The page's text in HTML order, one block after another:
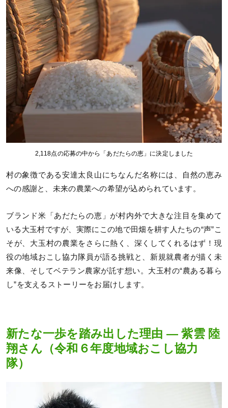
2,118点の応募の中から「あだたらの恵」に決定しました
村の象徴である安達太良山にちなんだ名称には、自然の恵み
への感謝と、未来の農業への希望が込められています。
ブランド米「あだたらの恵」が村内外で大きな注目を集めて
いる大玉村ですが、実際にこの地で田畑を耕す人たちの“声”こ
そが、大玉村の農業をさらに熱く、深くしてくれるはず！現
役の地域おこし協力隊員が語る挑戦と、新規就農者が描く未
来像、そしてベテラン農家が託す想い。大玉村の“農ある暮ら
し”を支えるストーリーをお届けします。
新たな一歩を踏み出した理由 ― 紫雲 陸
翔さん（令和６年度地域おこし協力
隊）